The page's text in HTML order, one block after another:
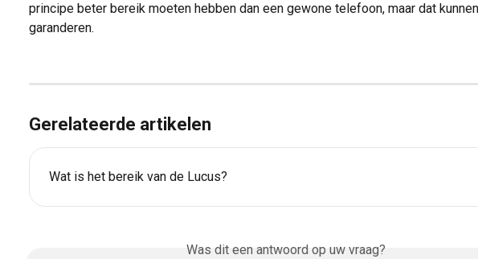
principe beter bereik moeten hebben dan een gewone telefoon, maar dat
garanderen.
Gerelateerde artikelen
Wat is het bereik van de Lucus?
Was dit een antwoord op uw vraag?